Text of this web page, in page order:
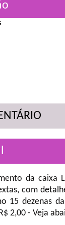
da caixa
com
15 dezenas
2,00 - Veja